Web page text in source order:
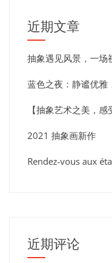
近期文章
抽象遇见风景，一场
蓝色之夜：静谧优雅
【抽象艺术之美，感
2021 抽象画新作
Rendez-vous aux
近期评论